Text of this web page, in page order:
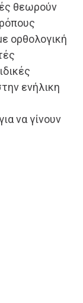
θεωρούν
ορθολογική
ενήλικη
να γίνουν